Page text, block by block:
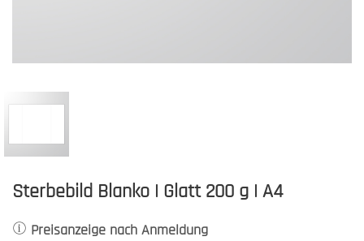
Sterbebild Blanko | Glatt 200 g | A4
Preisanzeige nach Anmeldung